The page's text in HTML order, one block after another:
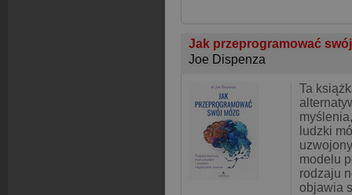
Jak przeprogramować
Joe Dispenza
Ta
ludzki
modelu
rodzaju
objawia